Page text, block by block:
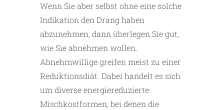
Wenn Sie aber selbst ohne eine solche
Indikation den Drang haben
abzunehmen, dann überlegen Sie gut,
wie Sie abnehmen wollen.
Abnehmwillige greifen meist zu einer
Reduktionsdiät. Dabei handelt es sich
um diverse energiereduzierte
Mischkostformen, bei denen die